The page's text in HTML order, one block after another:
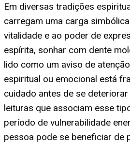
Em diversas tradições
carregam uma carga
vitalidade e ao poder de
espírita, sonhar com dente
lido como um aviso de
espiritual ou emocional está
cuidado antes de se
leituras que associam esse
período de vulnerabilidade
pessoa pode se beneficiar de